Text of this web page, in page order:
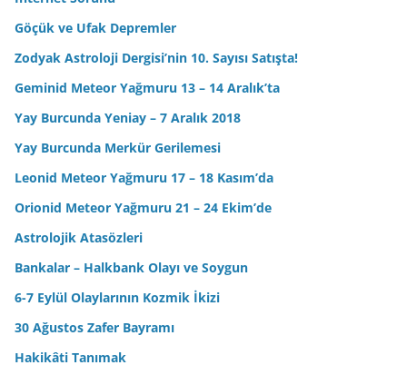
Göçük ve Ufak Depremler
Zodyak Astroloji Dergisi’nin 10. Sayısı Satışta!
Geminid Meteor Yağmuru 13 – 14 Aralık’ta
Yay Burcunda Yeniay – 7 Aralık 2018
Yay Burcunda Merkür Gerilemesi
Leonid Meteor Yağmuru 17 – 18 Kasım’da
Orionid Meteor Yağmuru 21 – 24 Ekim’de
Astrolojik Atasözleri
Bankalar – Halkbank Olayı ve Soygun
6-7 Eylül Olaylarının Kozmik İkizi
30 Ağustos Zafer Bayramı
Hakikâti Tanımak